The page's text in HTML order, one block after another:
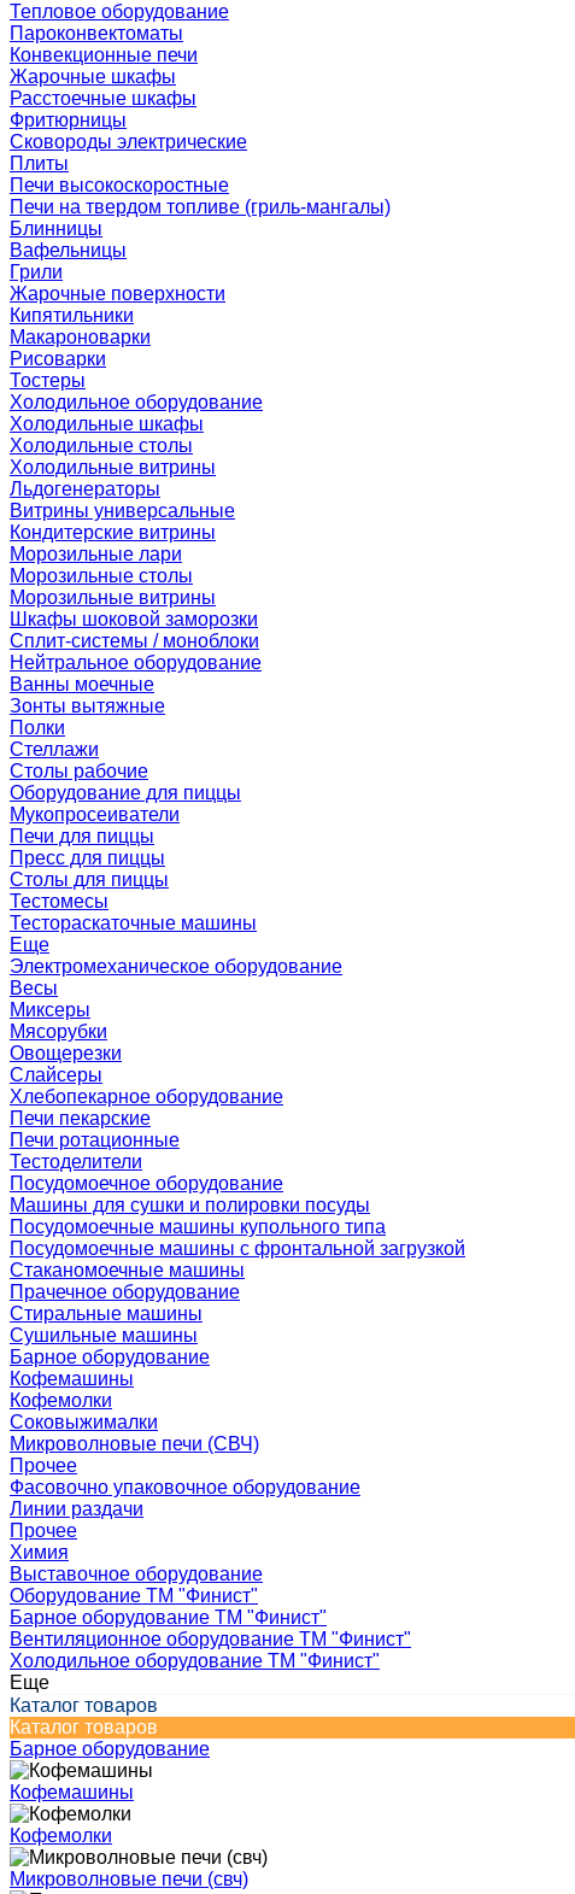
Тепловое оборудование
Пароконвектоматы
Конвекционные печи
Жарочные шкафы
Расстоечные шкафы
Фритюрницы
Сковороды электрические
Плиты
Печи высокоскоростные
Печи на твердом топливе (гриль-мангалы)
Блинницы
Вафельницы
Грили
Жарочные поверхности
Кипятильники
Макароноварки
Рисоварки
Тостеры
Холодильное оборудование
Холодильные шкафы
Холодильные столы
Холодильные витрины
Льдогенераторы
Витрины универсальные
Кондитерские витрины
Морозильные лари
Морозильные столы
Морозильные витрины
Шкафы шоковой заморозки
Сплит-системы / моноблоки
Нейтральное оборудование
Ванны моечные
Зонты вытяжные
Полки
Стеллажи
Столы рабочие
Оборудование для пиццы
Мукопросеиватели
Печи для пиццы
Пресс для пиццы
Столы для пиццы
Тестомесы
Тестораскаточные машины
Еще
Электромеханическое оборудование
Весы
Миксеры
Мясорубки
Овощерезки
Слайсеры
Хлебопекарное оборудование
Печи пекарские
Печи ротационные
Тестоделители
Посудомоечное оборудование
Машины для сушки и полировки посуды
Посудомоечные машины купольного типа
Посудомоечные машины с фронтальной загрузкой
Стаканомоечные машины
Прачечное оборудование
Стиральные машины
Сушильные машины
Барное оборудование
Кофемашины
Кофемолки
Соковыжималки
Микроволновые печи (СВЧ)
Прочее
Фасовочно упаковочное оборудование
Линии раздачи
Прочее
Химия
Выставочное оборудование
Оборудование ТМ "Финист"
Барное оборудование ТМ "Финист"
Вентиляционное оборудование ТМ "Финист"
Холодильное оборудование ТМ "Финист"
Еще
Каталог товаров
Каталог товаров
Барное оборудование
Кофемашины
Кофемолки
Микроволновые печи (свч)